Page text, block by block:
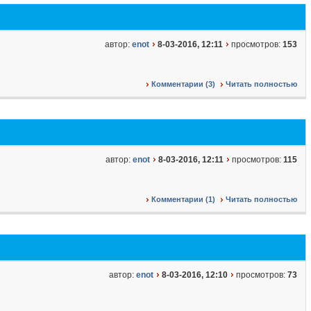
автор: enot 8-03-2016, 12:11 просмотров: 153
Комментарии (3) Читать полностью
автор: enot 8-03-2016, 12:11 просмотров: 115
Комментарии (1) Читать полностью
автор: enot 8-03-2016, 12:10 просмотров: 73